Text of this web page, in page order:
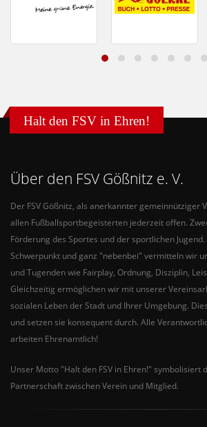
Halt den FSV in Ehren!
Über den FSV Gößnitz e. V.
Der FSV Gößnitz, als anerkannter gemeinnütziger
allen Fußballsportbegeisterten jederzeit offen.
Förderung des Sportes und der sportlichen
Schwerpunkt und ganz "nebenbei" vermitteln wir
und Tugenden wie Fairplay, Ordnung, Disziplin,
Gleichzeitig ermöglichen wir mit unserer
sozialen Leben der Stadt und Ihrer Umgebung.
und setzen sie konsequent durch. Alle
arbeiten Ehrenamtlich!
Unser Motto "Halt den FSV in Ehren!" symbolisiert
Partnerschaft zwischen Verein und Mitglied.